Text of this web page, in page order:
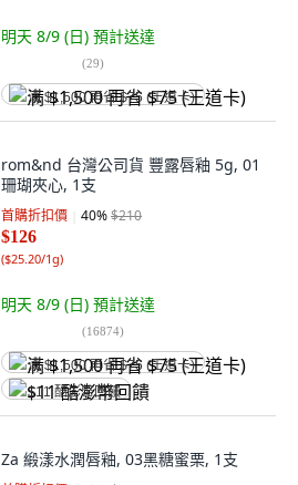
明天 8/9 (日) 預計送達
(29)
满 $1,500 再省 $75 (王道卡)
rom&nd 台灣公司貨 豐露唇釉 5g, 01
珊瑚夾心, 1支
首購折扣價 40%$210
$126
($25.20/1g)
明天 8/9 (日) 預計送達
(16874)
满 $1,500 再省 $75 (王道卡)
$11 酷澎幣回饋
Za 緞漾水潤唇釉, 03黑糖蜜栗, 1支